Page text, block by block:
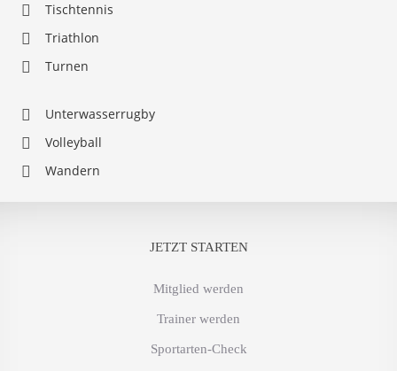
Tischtennis
Triathlon
Turnen
Unterwasserrugby
Volleyball
Wandern
JETZT STARTEN
Mitglied werden
Trainer werden
Sportarten-Check